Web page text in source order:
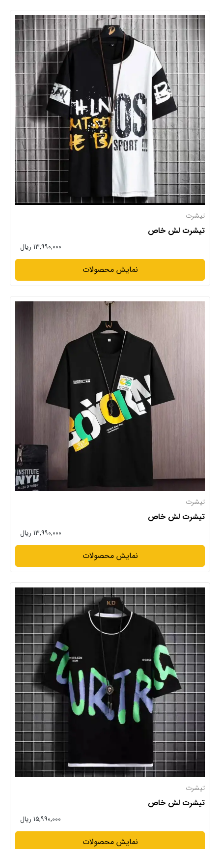
تیشرت
تیشرت لش خاص
۱۳,۹۹۰,۰۰۰ ریال
نمایش محصولات
تیشرت
تیشرت لش خاص
۱۳,۹۹۰,۰۰۰ ریال
نمایش محصولات
تیشرت
تیشرت لش خاص
۱۵,۹۹۰,۰۰۰ ریال
نمایش محصولات